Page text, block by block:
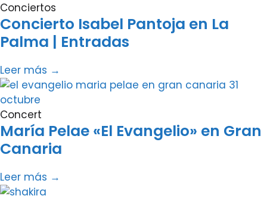
Conciertos
Concierto Isabel Pantoja en La
Palma | Entradas
Leer más →
Concert
María Pelae «El Evangelio» en Gran
Canaria
Leer más →